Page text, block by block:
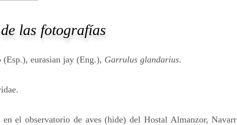
las fotografías
eurasian jay (Eng.), Garrulus glandarius.
el observatorio de aves (hide) del Hostal Almanzor,